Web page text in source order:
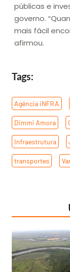
públicas e
governo.
mais fácil
afirmou.
Tags:
Agência iNFRA
Dimmi Amora
Infraestrutura
transportes